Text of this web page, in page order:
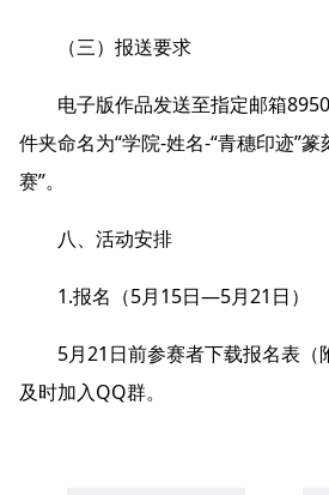
（三）报送要求
电子版作品发送至指定邮箱
件夹命名为“学院-姓名-“青穗印迹”
赛”。
八、活动安排
1.报名（5月15日—5月21日）
5月21日前参赛者下载报名表（
及时加入QQ群。